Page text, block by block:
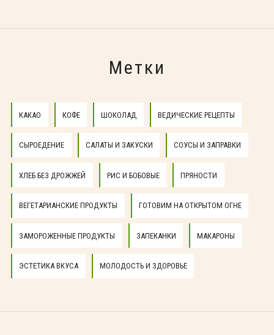
Метки
КАКАО КОФЕ ШОКОЛАД ВЕДИЧЕСКИЕ РЕЦЕПТЫ
СЫРОЕДЕНИЕ САЛАТЫ И ЗАКУСКИ СОУСЫ И ЗАПРАВКИ
ХЛЕБ БЕЗ ДРОЖЖЕЙ РИС И БОБОВЫЕ ПРЯНОСТИ
ВЕГЕТАРИАНСКИЕ ПРОДУКТЫ ГОТОВИМ НА ОТКРЫТОМ ОГНЕ
ЗАМОРОЖЕННЫЕ ПРОДУКТЫ ЗАПЕКАНКИ МАКАРОНЫ
ЭСТЕТИКА ВКУСА МОЛОДОСТЬ И ЗДОРОВЬЕ